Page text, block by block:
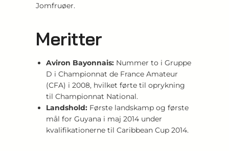
Jomfruøer.
Meritter
Aviron Bayonnais: Nummer to i Gruppe
D i Championnat de France Amateur
(CFA) i 2008, hvilket førte til oprykning
til Championnat National.
Landshold: Første landskamp og første
mål for Guyana i maj 2014 under
kvalifikationerne til Caribbean Cup 2014.